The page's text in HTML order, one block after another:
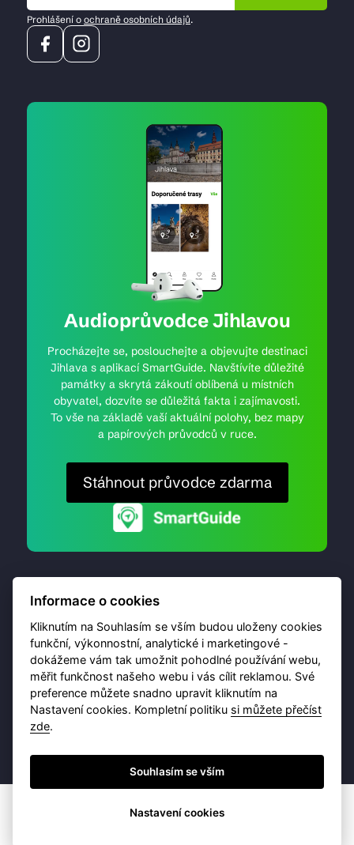
Prohlášení o ochraně osobních údajů.
Audioprůvodce Jihlavou
Procházejte se, poslouchejte a objevujte destinaci
Jihlava s aplikací SmartGuide. Navštívíte důležité
památky a skrytá zákoutí oblíbená u místních
obyvatel, dozvíte se důležitá fakta i zajímavosti.
To vše na základě vaší aktuální polohy, bez mapy
a papírových průvodců v ruce.
Stáhnout průvodce zdarma
© 2026 Destinační portál provozujeBrána Jihlavy,
příspěvková organizace. Všechna práva vyhrazena.
Ochrana osobních údajů
Informace o cookies
Kliknutím na Souhlasím se vším budou uloženy cookies
funkční, výkonnostní, analytické i marketingové -
dokážeme vám tak umožnit pohodlné používání webu,
měřit funkčnost našeho webu i vás cílit reklamou. Své
preference můžete snadno upravit kliknutím na
Nastavení cookies. Kompletní politiku si můžete přečíst
zde.
Souhlasím se vším
Nastavení cookies